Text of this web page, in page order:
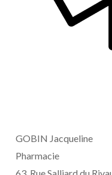
GOBIN Jacqueline
Pharmacie